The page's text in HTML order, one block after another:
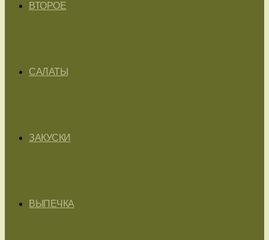
ВТОРОЕ
САЛАТЫ
ЗАКУСКИ
ВЫПЕЧКА